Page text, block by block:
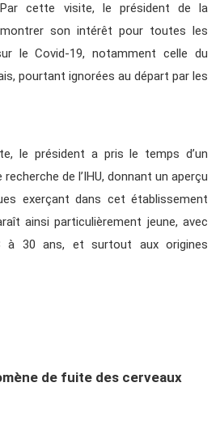
cette visite, le président de la
son intérêt pour toutes les
le Covid-19, notamment celle du
pourtant ignorées au départ par les
le président a pris le temps d’un
recherche de l’IHU, donnant un aperçu
exerçant dans cet établissement
ainsi particulièrement jeune, avec
à 30 ans, et surtout aux origines
de fuite des cerveaux